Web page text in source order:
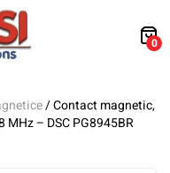
0
/ Contact magnetic,
– DSC PG8945BR